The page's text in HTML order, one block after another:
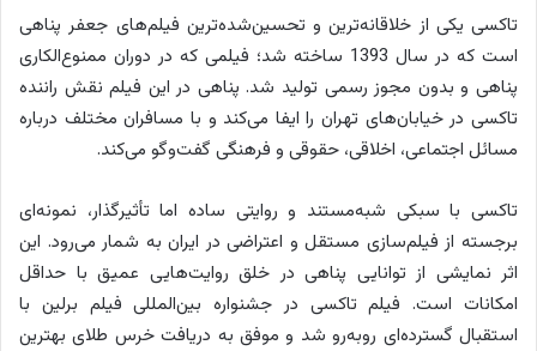
تاکسی یکی از خلاقانه‌ترین و تحسین‌شده‌ترین فیلم‌های جعفر پناهی
است که در سال 1393 ساخته شد؛ فیلمی که در دوران ممنوع‌الکاری
پناهی و بدون مجوز رسمی تولید شد. پناهی در این فیلم نقش راننده
تاکسی در خیابان‌های تهران را ایفا می‌کند و با مسافران مختلف درباره
مسائل اجتماعی، اخلاقی، حقوقی و فرهنگی گفت‌وگو می‌کند.
تاکسی با سبکی شبه‌مستند و روایتی ساده اما تأثیرگذار، نمونه‌ای
برجسته از فیلم‌سازی مستقل و اعتراضی در ایران به شمار می‌رود. این
اثر نمایشی از توانایی پناهی در خلق روایت‌هایی عمیق با حداقل
امکانات است. فیلم تاکسی در جشنواره بین‌المللی فیلم برلین با
استقبال گسترده‌ای روبه‌رو شد و موفق به دریافت خرس طلای بهترین